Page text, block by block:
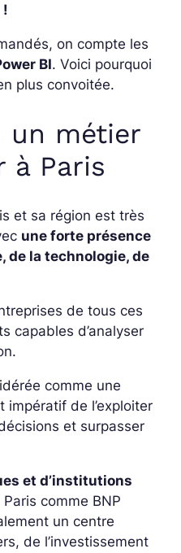
!
on compte les
BI. Voici pourquoi
plus convoitée.
un métier
à Paris
et sa région est très
une forte présence
de la technologie, de
de tous ces
capables d’analyser
comme une
impératif de l’exploiter
et surpasser
et d’institutions
comme BNP
un centre
de l’investissement